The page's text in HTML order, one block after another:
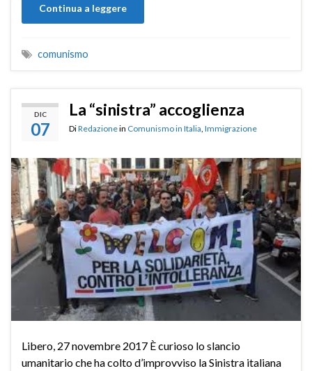
Continua a leggere
comunismo
DIC
07
La “sinistra” accoglienza
DiRedazionein Comunismo in Italia, Immigrazione
Libero, 27 novembre 2017 È curioso lo slancio
umanitario che ha colto d’improvviso la Sinistra italiana